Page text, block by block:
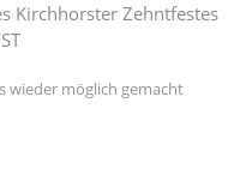
Kirchhorster Zehntfestes
wieder möglich gemacht